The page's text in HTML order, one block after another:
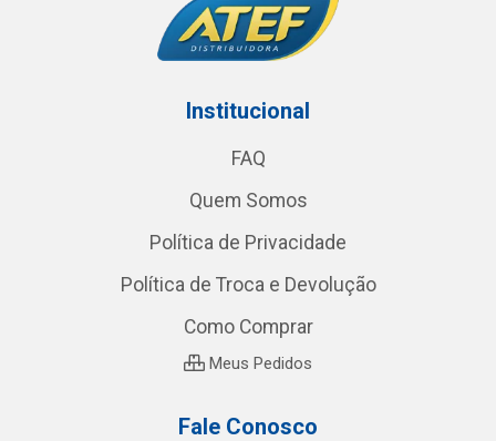
Institucional
FAQ
Quem Somos
Política de Privacidade
Política de Troca e Devolução
Como Comprar
Meus Pedidos
Fale Conosco